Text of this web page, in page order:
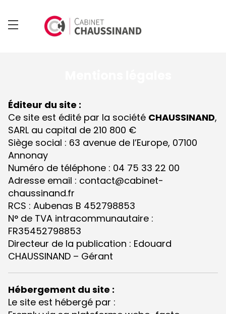
Éditeur du site :
Ce site est édité par la société CHAUSSINAND,
SARL au capital de 210 800 €
Siège social : 63 avenue de l’Europe, 07100
Annonay
Numéro de téléphone : 04 75 33 22 00
Adresse email : contact@cabinet-
chaussinand.fr
RCS : Aubenas B 452798853
N° de TVA intracommunautaire :
FR35452798853
Directeur de la publication : Edouard
CHAUSSINAND – Gérant
Hébergement du site :
Le site est hébergé par :